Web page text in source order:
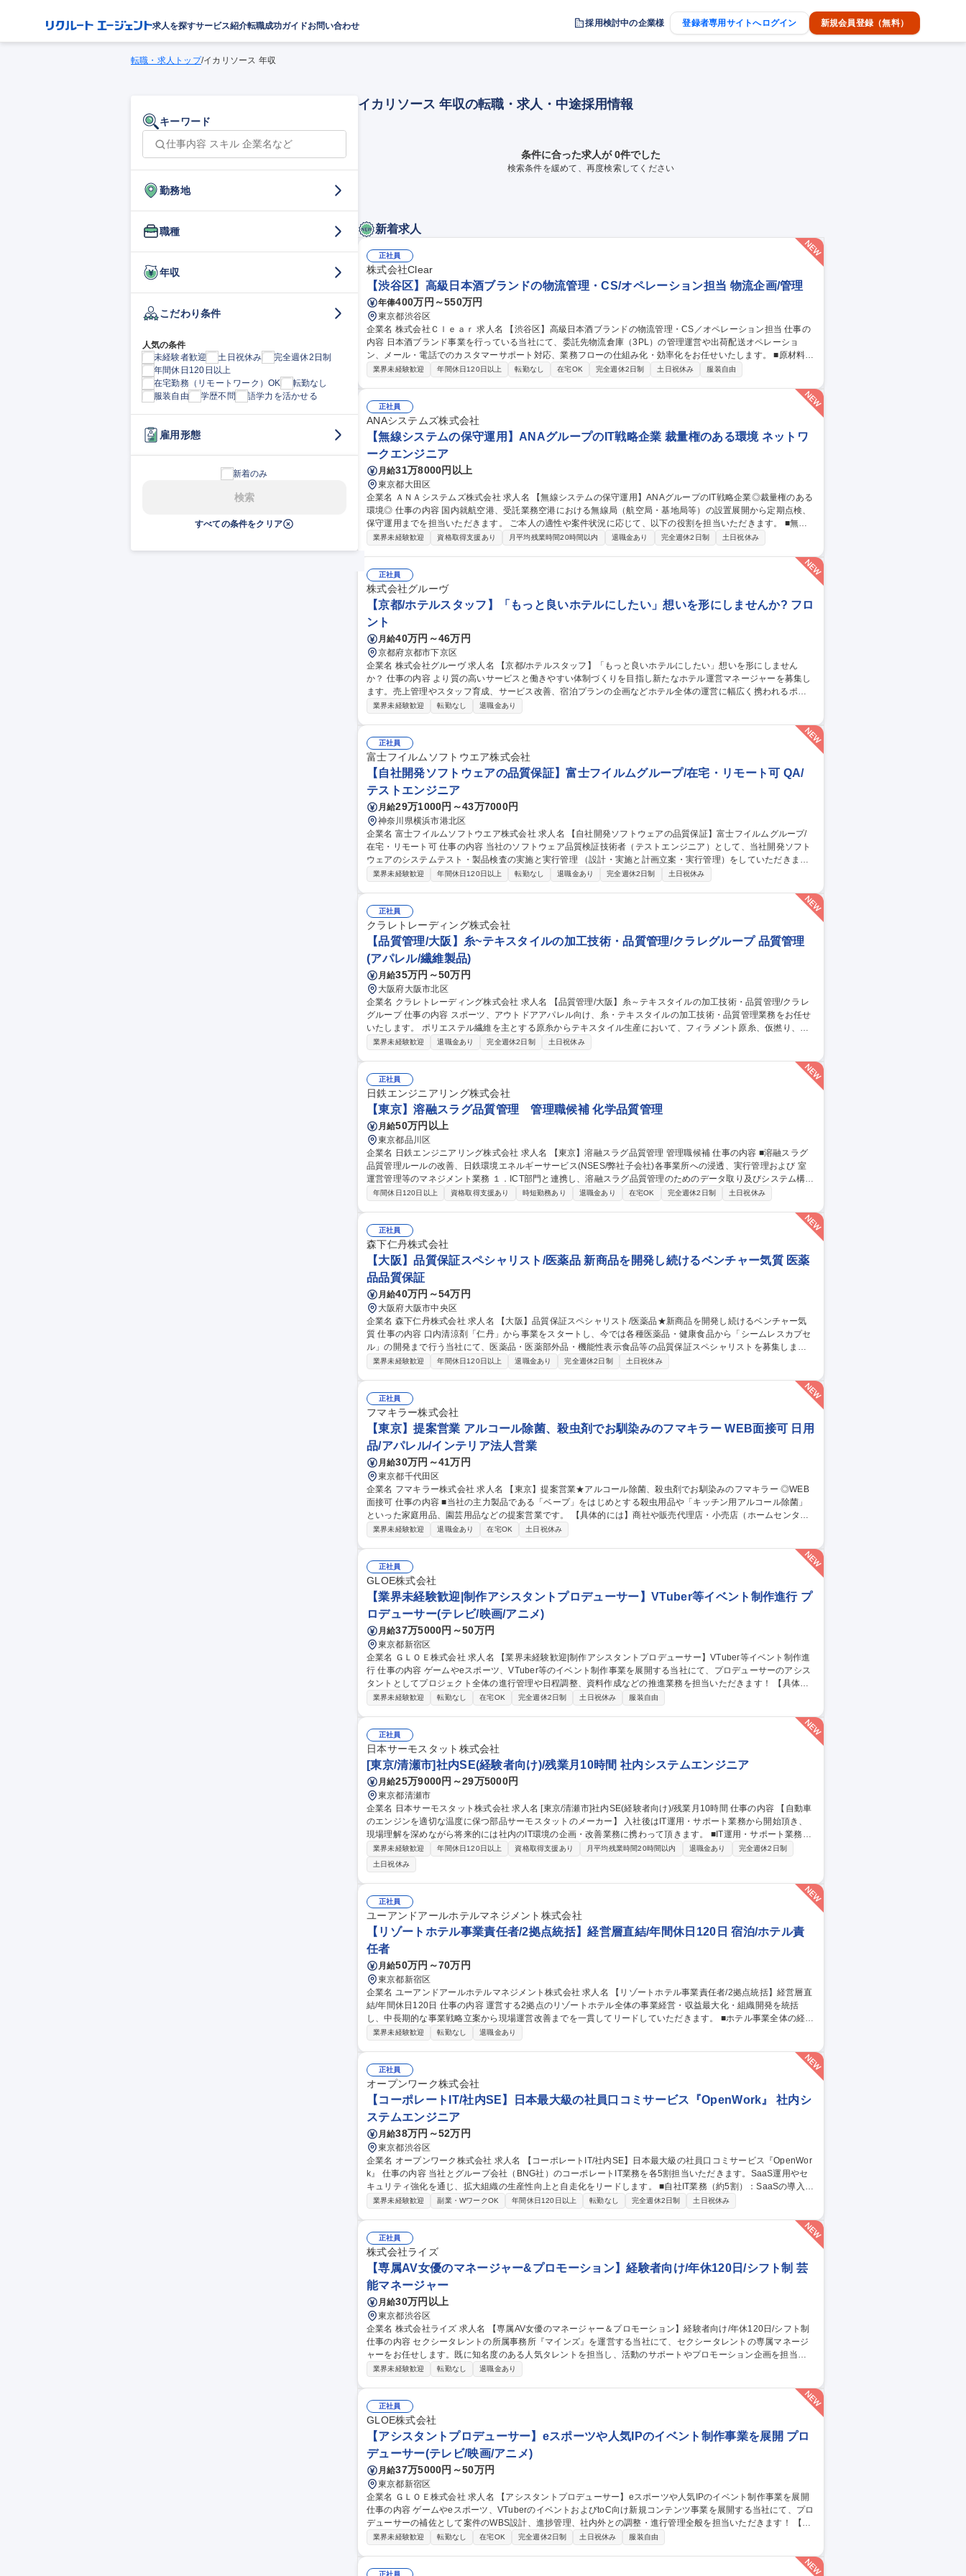
求人を探すサービス紹介転職成功ガイドお問い合わせ 採用検討中の企業様 登録者専用サイトへログイン 新規会員登録（無料）
転職・求人トップ/イカリソース 年収
キーワード
勤務地
職種
年収
こだわり条件
人気の条件
未経験者歓迎
土日祝休み
完全週休2日制
年間休日120日以上
在宅勤務（リモートワーク）OK
転勤なし
服装自由
学歴不問 語学力を活かせる
雇用形態
新着のみ
検索
すべての条件をクリア
イカリソース 年収の転職・求人・中途採用情報
条件に合った求人が 0件でした
検索条件を緩めて、再度検索してください
新着求人
正社員
株式会社Clear
【渋谷区】高級日本酒ブランドの物流管理・CS/オペレーション担当 物流企画/管理
年俸400万円～550万円
東京都渋谷区
企業名 株式会社Ｃｌｅａｒ 求人名 【渋谷区】高級日本酒ブランドの物流管理・CS／オペレーション担当 仕事の
内容 日本酒ブランド事業を行っている当社にて、委託先物流倉庫（3PL）の管理運営や出荷配送オペレーショ
ン、メール・電話でのカスタマーサポート対応、業務フローの仕組み化・効率化をお任せいたします。 ■原材料・
資材等の購買・発注業務および適正な在庫管理・棚卸業務 ■委託先物流倉庫（3PL）の管理・運営および効率的な
理・CS／オペレーション担当
業界未経験歓迎 年間休日120日以上 転勤なし 在宅OK 完全週休2日制 土日祝休み 服装自由
正社員
ANAシステムズ株式会社
【無線システムの保守運用】ANAグループのIT戦略企業 裁量権のある環境 ネットワ
ークエンジニア
月給31万8000円以上
東京都大田区
企業名 ＡＮＡシステムズ株式会社 求人名 【無線システムの保守運用】ANAグループのIT戦略企業◎裁量権のある
環境◎ 仕事の内容 国内就航空港、受託業務空港における無線局（航空局・基地局等）の設置展開から定期点検、
保守運用までを担当いただきます。 ご本人の適性や案件状況に応じて、以下の役割を担当いただきます。 ■無線
設備展開業務に関する計画の立案、調整、営業取引全般 ■無線設備の設置・移設・撤去作業、登録点検業務・運用
折衝業務 ※建物に改変を加える業務はございません。 ※5～10日/月、国内各地への出張が発生いたします。（北
業界未経験歓迎 資格取得支援あり 月平均残業時間20時間以内 退職金あり 完全週休2日制 土日祝休み
正社員
株式会社グルーヴ
【京都/ホテルスタッフ】「もっと良いホテルにしたい」想いを形にしませんか? フロ
ント
月給40万円～46万円
京都府京都市下京区
企業名 株式会社グルーヴ 求人名 【京都/ホテルスタッフ】「もっと良いホテルにしたい」想いを形にしません
か？ 仕事の内容 より質の高いサービスと働きやすい体制づくりを目指し新たなホテル運営マネージャーを募集し
ます。売上管理やスタッフ育成、サービス改善、宿泊プランの企画などホテル全体の運営に幅広く携われるポジ
ションです。 ＞＞仕事内容＜＜ ホテル運営全般をお任せします！ ■ホテル全体の運営管理 ■アルバイトスタッフ
上に向けた改善 ■施設/設備の維持管理 ■地域との連携やイベント企画 ■フロント業務のフォロー ■安全/衛生管理 ■
本社との連携 ■備品等の在庫管理/発注業務 ■電話/メール対応 ■清掃業務など 募集職種 【京都/ホテルスタッフ】
「もっと良いホテルにしたい」想いを形にしませんか？
業界未経験歓迎 転勤なし 退職金あり
正社員
富士フイルムソフトウエア株式会社
【自社開発ソフトウェアの品質保証】富士フイルムグループ/在宅・リモート可 QA/
テストエンジニア
月給29万1000円～43万7000円
神奈川県横浜市港北区
企業名 富士フイルムソフトウエア株式会社 求人名 【自社開発ソフトウェアの品質保証】富士フイルムグループ/
在宅・リモート可 仕事の内容 当社のソフトウェア品質検証技術者（テストエンジニア）として、当社開発ソフト
ウェアのシステムテスト・製品検査の実施と実行管理 （設計・実施と計画立案・実行管理）をしていただきま
す。 【業務詳細】品質・効率（ex. テスト自動化）の向上や、今後のCloud/AI/IoT/DevOps時代のテスト・品質保
【自社開発ソフトウェアの品質保証】富士フイルムグループ/在宅・リモート可
業界未経験歓迎 年間休日120日以上 転勤なし 退職金あり 完全週休2日制 土日祝休み
正社員
クラレトレーディング株式会社
【品質管理/大阪】糸~テキスタイルの加工技術・品質管理/クラレグループ 品質管理
(アパレル/繊維製品)
月給35万円～50万円
大阪府大阪市北区
企業名 クラレトレーディング株式会社 求人名 【品質管理/大阪】糸～テキスタイルの加工技術・品質管理/クラレ
グループ 仕事の内容 スポーツ、アウトドアアパレル向け、糸・テキスタイルの加工技術・品質管理業務をお任せ
いたします。 ポリエステル繊維を主とする原糸からテキスタイル生産において、フィラメント原糸、仮撚り、紡
績、織、編、染などの協力外注工場と連携し、加工技術対応や品質管理に従事。 ■出張：主に国内 3回前後/月。海
業界未経験歓迎 退職金あり 完全週休2日制 土日祝休み
正社員
日鉄エンジニアリング株式会社
【東京】溶融スラグ品質管理 管理職候補 化学品質管理
月給50万円以上
東京都品川区
企業名 日鉄エンジニアリング株式会社 求人名 【東京】溶融スラグ品質管理 管理職候補 仕事の内容 ■溶融スラグ
品質管理ルールの改善、日鉄環境エネルギーサービス(NSES/弊社子会社)各事業所への浸透、実行管理および 室
運営管理等のマネジメント業務 １．ICT部門と連携し、溶融スラグ品質管理のためのデータ取り及びシステム構築
２．NSES本社・各事業所と連携し、弊社が進めるスラグ品質管理業務の落とし込み ３．スラグ品質トラブルが
職種 【東京】溶融スラグ品質管理 管理職候補
年間休日120日以上 資格取得支援あり 時短勤務あり 退職金あり 在宅OK 完全週休2日制 土日祝休み
正社員
森下仁丹株式会社
【大阪】品質保証スペシャリスト/医薬品 新商品を開発し続けるベンチャー気質 医薬
品品質保証
月給40万円～54万円
大阪府大阪市中央区
企業名 森下仁丹株式会社 求人名 【大阪】品質保証スペシャリスト/医薬品★新商品を開発し続けるベンチャー気
質 仕事の内容 口内清涼剤「仁丹」から事業をスタートし、今では各種医薬品・健康食品から「シームレスカプセ
ル」の開発まで行う当社にて、医薬品・医薬部外品・機能性表示食品等の品質保証スペシャリストを募集しま
す。 (1)医薬品等製造販売業におけるGQP関連業務 (2)国内外、医薬品等製造所への管理、監督(委託工場の監査、
性表示食品、食品等)について、品質に問題がないことを確認する業務(製品開発時に各開発ステップでの製品レビ
ュー審査業務) 監査対応：(社内)7件/年程度、(社外)10件/年程度をチームで分担して対応します。 募集職種 【大
阪】品質保証スペシャリスト/医薬品★新商品を開発し続けるベンチャー気質
業界未経験歓迎 年間休日120日以上 退職金あり 完全週休2日制 土日祝休み
正社員
フマキラー株式会社
【東京】提案営業 アルコール除菌、殺虫剤でお馴染みのフマキラー WEB面接可 日用
品/アパレル/インテリア法人営業
月給30万円～41万円
東京都千代田区
企業名 フマキラー株式会社 求人名 【東京】提案営業★アルコール除菌、殺虫剤でお馴染みのフマキラー ◎WEB
面接可 仕事の内容 ■当社の主力製品である「ベープ」をはじめとする殺虫用品や「キッチン用アルコール除菌」
といった家庭用品、園芸用品などの提案営業です。 【具体的には】商社や販売代理店・小売店（ホームセンタ
ー、スーパー ドラッグストア等 ）への本部商談と店頭での販売促進を中心に担っていただきます。市場や販売動
暮らしを守ることに直結するやりがいのある営業です ■弊社は海外でも殺虫剤事業を展開しております。将来的に
は海外営業としてのキャリア構築も可能です。 募集職種 【東京】提案営業★アルコール除菌、殺虫剤でお馴染み
のフマキラー ◎WEB面接可
業界未経験歓迎 退職金あり 在宅OK 土日祝休み
正社員
GLOE株式会社
【業界未経験歓迎|制作アシスタントプロデューサー】VTuber等イベント制作進行 プ
ロデューサー(テレビ/映画/アニメ)
月給37万5000円～50万円
東京都新宿区
企業名 ＧＬＯＥ株式会社 求人名 【業界未経験歓迎|制作アシスタントプロデューサー】VTuber等イベント制作進
行 仕事の内容 ゲームやeスポーツ、VTuber等のイベント制作事業を展開する当社にて、プロデューサーのアシス
タントとしてプロジェクト全体の進行管理や日程調整、資料作成などの推進業務を担当いただきます！ 【具体的
には】■WBS設計・更新や全体スケジュール・タスク管理 ■協力会社・出演者等社内外関係者との連絡調整 ■企画
公演からオリジナルイベントまで多様なプロジェクトの推進力として活躍できます。生成AIも業務活用しており、
効率的に案件を前進させる実務スキルが身につきます。 募集職種 【業界未経験歓迎|制作アシスタントプロデュー
サー】VTuber等イベント制作進行
業界未経験歓迎 転勤なし 在宅OK 完全週休2日制 土日祝休み 服装自由
正社員
日本サーモスタット株式会社
[東京/清瀬市]社内SE(経験者向け)/残業月10時間 社内システムエンジニア
月給25万9000円～29万5000円
東京都清瀬市
企業名 日本サーモスタット株式会社 求人名 [東京/清瀬市]社内SE(経験者向け)/残業月10時間 仕事の内容 【自動車
のエンジンを適切な温度に保つ部品サーモスタットのメーカー】 入社後はIT運用・サポート業務から開始頂き、
現場理解を深めながら将来的には社内のIT環境の企画・改善業務に携わって頂きます。 ■IT運用・サポート業務：
PC・IT機器のセットアップ/管理(キッティング)、社内問い合わせ対応(ヘルプデスク)、ソフトウェア導入・運用
(業務ツール等) 、業務運用サポート 、社内IT講習の実施等■IT環境の企画・改善：社内システム・サーバーの構
築・運用 (基幹システム・仮想環境等)、業務効率化ツールの作成・改修及びプログラム対応(AS400/VBScript/RPA
等)、ITインフラの構築・運用、DX推進活動等。 募集職種 [東京/清瀬市]社内SE(経験者向け)/残業月10時間
業界未経験歓迎 年間休日120日以上 資格取得支援あり 月平均残業時間20時間以内 退職金あり
完全週休2日制
土日祝休み
正社員
ユーアンドアールホテルマネジメント株式会社
【リゾートホテル事業責任者/2拠点統括】経営層直結/年間休日120日 宿泊/ホテル責
任者
月給50万円～70万円
東京都新宿区
企業名 ユーアンドアールホテルマネジメント株式会社 求人名 【リゾートホテル事業責任者/2拠点統括】経営層直
結/年間休日120日 仕事の内容 運営する2拠点のリゾートホテル全体の事業経営・収益最大化・組織開発を統括
し、中長期的な事業戦略立案から現場運営改善までを一貫してリードしていただきます。 ■ホテル事業全体の経営
戦略・事業計画策定・予算/KPI管理 ■総支配人・支配人のマネジメントおよびサービス品質改善 ■ADR/RevPAR向
間休日120日
業界未経験歓迎 転勤なし 退職金あり
正社員
オープンワーク株式会社
【コーポレートIT/社内SE】日本最大級の社員口コミサービス『OpenWork』 社内シ
ステムエンジニア
月給38万円～52万円
東京都渋谷区
企業名 オープンワーク株式会社 求人名 【コーポレートIT/社内SE】日本最大級の社員口コミサービス『OpenWor
k』 仕事の内容 当社とグループ会社（BNG社）のコーポレートIT業務を各5割担当いただきます。SaaS運用やセ
キュリティ強化を通じ、拡大組織の生産性向上と自走化をリードします。 ■自社IT業務（約5割）：SaaSの導入・
運用改善、OA機器管理、ISMS運用等のセキュリティ強化、社内ヘルプデスク。 ■BNG社IT支援（約5割・週2～3
構築・規程整備。 ★出向ではなく親会社のサポートを受けつつ、自身の裁量でIT環境を設計・自走化へ導く新設
業界未経験歓迎 副業・WワークOK 年間休日120日以上 転勤なし 完全週休2日制 土日祝休み
正社員
株式会社ライズ
【専属AV女優のマネージャー&プロモーション】経験者向け/年休120日/シフト制 芸
能マネージャー
月給30万円以上
東京都渋谷区
企業名 株式会社ライズ 求人名 【専属AV女優のマネージャー＆プロモーション】経験者向け/年休120日/シフト制
仕事の内容 セクシータレントの所属事務所『マインズ』を運営する当社にて、セクシータレントの専属マネージ
ャーをお任せします。既に知名度のある人気タレントを担当し、活動のサポートやプロモーション企画を担当し
ます。 【業務内容】■プロモーション企画 ■外部関係者との調整 ■現場対応 ■スケジュール管理 ■メンタルケア 等
になる瞬間を特等席で見られる経験はここでしか味わえません ■担当女優が活躍すれば活躍するほど、海外イベン
トの同行やバラエティ出演など普段は見ることができない景色を見ることができます。 募集職種 【専属AV女優の
マネージャー＆プロモーション】経験者向け/年休120日/シフト制
業界未経験歓迎 転勤なし 退職金あり
正社員
GLOE株式会社
【アシスタントプロデューサー】eスポーツや人気IPのイベント制作事業を展開 プロ
デューサー(テレビ/映画/アニメ)
月給37万5000円～50万円
東京都新宿区
企業名 ＧＬＯＥ株式会社 求人名 【アシスタントプロデューサー】eスポーツや人気IPのイベント制作事業を展開
仕事の内容 ゲームやeスポーツ、VTuberのイベントおよびtoC向け新規コンテンツ事業を展開する当社にて、プロ
デューサーの補佐として案件のWBS設計、進捗管理、社内外との調整・進行管理全般を担当いただきます！ 【具
体的には】■案件全体のWBS設計・更新・スケジュール管理・締切管理■協力会社や出演者、社内各部門等の社内
サポート■見積回収・発注進行・納品管理■複数案件の並行進行管理 【仕事の魅力】イベント制作の枠を超え、自
業界未経験歓迎 転勤なし 在宅OK 完全週休2日制 土日祝休み 服装自由
正社員